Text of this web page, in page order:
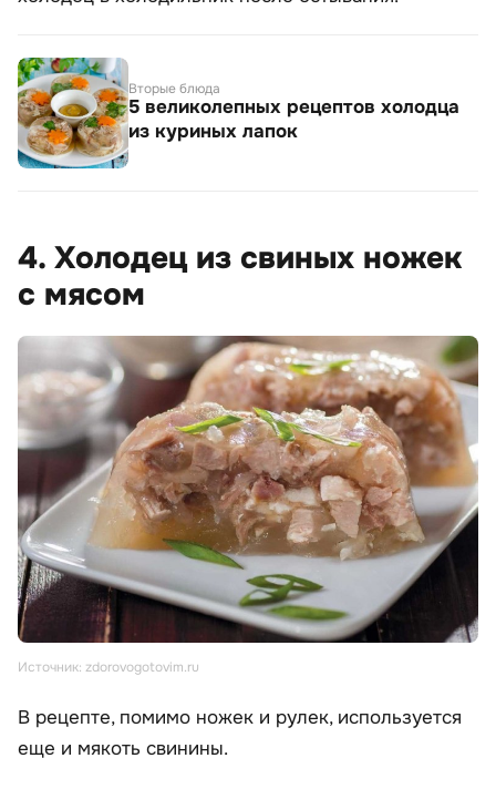
Вторые блюда
5 великолепных рецептов холодца
из куриных лапок
4. Холодец из свиных ножек
с мясом
Источник: zdorovogotovim.ru
В рецепте, помимо ножек и рулек, используется
еще и мякоть свинины.